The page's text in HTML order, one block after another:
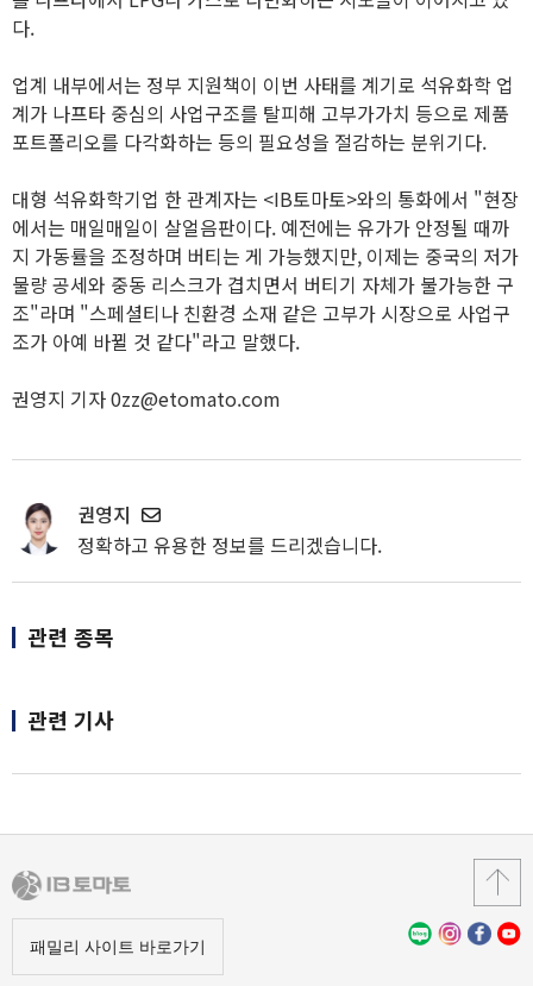
다.
업계 내부에서는 정부 지원책이 이번 사태를 계기로 석유화학 업
계가 나프타 중심의 사업구조를 탈피해 고부가가치 등으로 제품
포트폴리오를 다각화하는 등의 필요성을 절감하는 분위기다.
대형 석유화학기업 한 관계자는 <IB토마토>와의 통화에서 "현장
에서는 매일매일이 살얼음판이다. 예전에는 유가가 안정될 때까
지 가동률을 조정하며 버티는 게 가능했지만, 이제는 중국의 저가
물량 공세와 중동 리스크가 겹치면서 버티기 자체가 불가능한 구
조"라며 "스페셜티나 친환경 소재 같은 고부가 시장으로 사업구
조가 아예 바뀔 것 같다"라고 말했다.
권영지 기자 0zz@etomato.com
권영지
정확하고 유용한 정보를 드리겠습니다.
관련 종목
관련 기사